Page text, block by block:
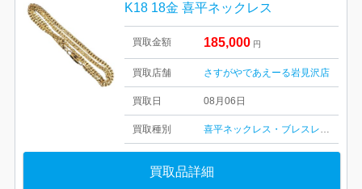
K18 18金 喜平ネックレス
買取金額 185,000 円
買取店舗 さすがやであえーる岩見沢店
買取日 08月06日
買取種別 喜平ネックレス・ブレスレット
買取品詳細